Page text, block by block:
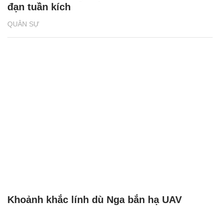
QUÂN SỰ
đạn tuần kích
Khoảnh khắc lính dù Nga bắn hạ UAV